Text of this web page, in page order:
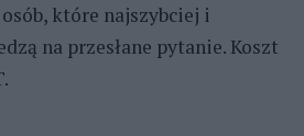
które najszybciej i
na przesłane pytanie. Koszt